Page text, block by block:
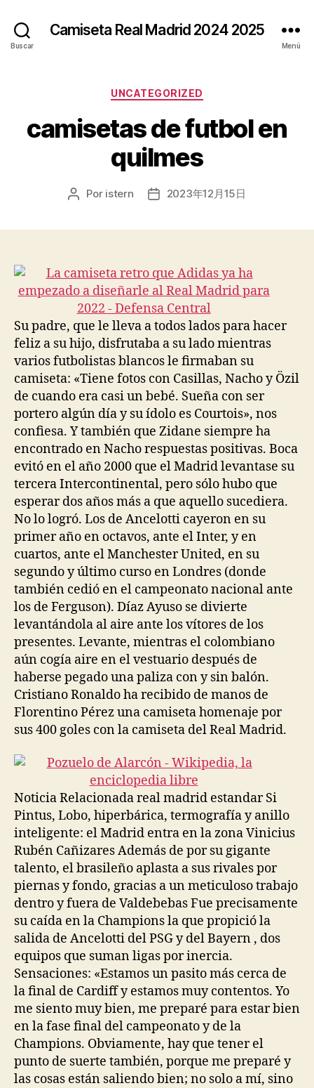
Buscar
Camiseta Real Madrid 2024 2025
Menú
Categorías
UNCATEGORIZED
camisetas de futbol en
quilmes
Autor
Por istern
Fecha2023年12月15日
Su padre, que le lleva a todos lados para hacer
feliz a su hijo, disfrutaba a su lado mientras
varios futbolistas blancos le firmaban su
camiseta: «Tiene fotos con Casillas, Nacho y Özil
de cuando era casi un bebé. Sueña con ser
portero algún día y su ídolo es Courtois», nos
confiesa. Y también que Zidane siempre ha
encontrado en Nacho respuestas positivas. Boca
evitó en el año 2000 que el Madrid levantase su
tercera Intercontinental, pero sólo hubo que
esperar dos años más a que aquello sucediera.
No lo logró. Los de Ancelotti cayeron en su
primer año en octavos, ante el Inter, y en
cuartos, ante el Manchester United, en su
segundo y último curso en Londres (donde
también cedió en el campeonato nacional ante
los de Ferguson). Díaz Ayuso se divierte
levantándola al aire ante los vítores de los
presentes. Levante, mientras el colombiano
aún cogía aire en el vestuario después de
haberse pegado una paliza con y sin balón.
Cristiano Ronaldo ha recibido de manos de
Florentino Pérez una camiseta homenaje por
sus 400 goles con la camiseta del Real Madrid.
Noticia Relacionada real madrid estandar Si
Pintus, Lobo, hiperbárica, termografía y anillo
inteligente: el Madrid entra en la zona Vinicius
Rubén Cañizares Además de por su gigante
talento, el brasileño aplasta a sus rivales por
piernas y fondo, gracias a un meticuloso trabajo
dentro y fuera de Valdebebas Fue precisamente
su caída en la Champions la que propició la
salida de Ancelotti del PSG y del Bayern , dos
equipos que suman ligas por inercia.
Sensaciones: «Estamos un pasito más cerca de
la final de Cardiff y estamos muy contentos. Yo
me siento muy bien, me preparé para estar bien
en la fase final del campeonato y de la
Champions. Obviamente, hay que tener el
punto de suerte también, porque me preparé y
las cosas están saliendo bien; no solo a mí, sino